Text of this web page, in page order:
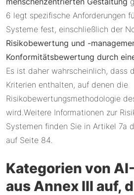
6 legt spezifische Anforderungen
Systeme fest, einschließlich der
Risikobewertung und -
Konformitätsbewertung durch
Es ist daher wahrscheinlich, dass
Kriterien enthalten, auf denen die
Risikobewertungsmethodologie
wird.Weitere Informationen zur
Systemen finden Sie in Artikel 7a
auf Seite 84.
Kategorien von
aus Annex III auf,